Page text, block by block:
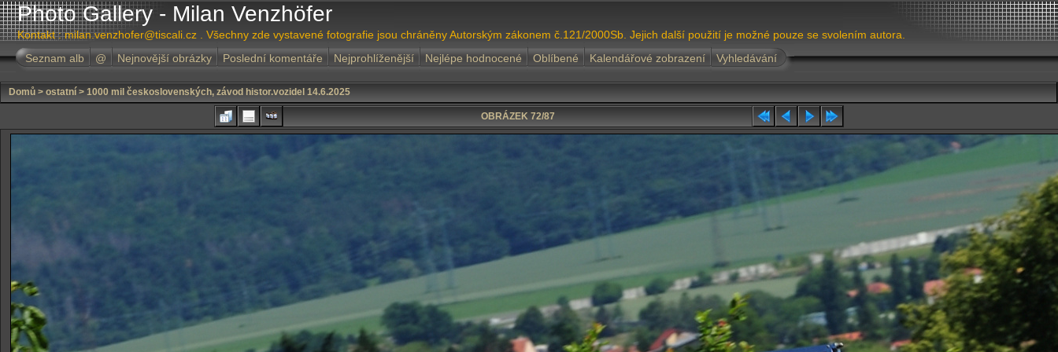
Photo Gallery - Milan Venzhöfer
Kontakt : milan.venzhofer@tiscali.cz . Všechny zde vystavené fotografie jsou chráněny Autorským zákonem č.121/2000Sb. Jejich další použití je možné pouze se svolením autora.
Seznam alb
@ Nejnovější obrázky Poslední komentáře Nejprohlíženější Nejlépe hodnocené Oblíbené Kalendářové zobrazení Vyhledávání
Domů > ostatní > 1000 mil československých, závod histor.vozidel 14.6.2025
OBRÁZEK 72/87